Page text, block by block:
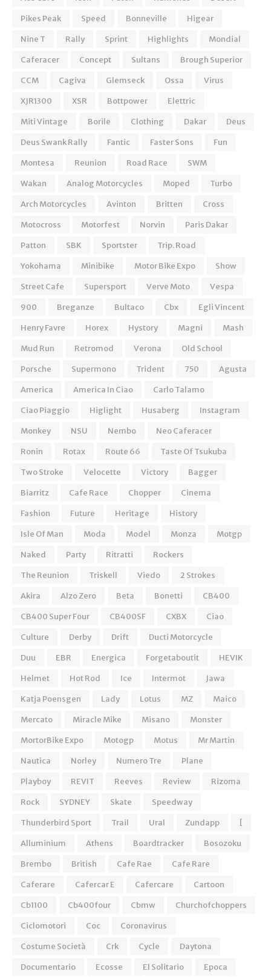
Pikes Peak
Speed Bonneville
Higear
Nine T
Rally Sprint Highlights
Mondial
Caferacer
Concept Sultans
Brough Superior
CCM
Cagiva Glemseck Ossa
Virus
XJR1300
XSR Bottpower
Elettric
Miti Vintage
Borile Clothing Dakar
Deus
Deus Swank Rally
Fantic Faster Sons
Fun
Montesa
Reunion Road Race
SWM
Wakan
Analog Motorcycles Moped
Turbo
Arch Motorcycles
Avinton Britten
Cross
Motocross
Motorfest Norvin
Paris Dakar
Patton
SBK Sportster
Trip. Road
Yokohama
Minibike Motor Bike Expo
Show
Street Cafe
Supersport Verve Moto
Vespa
900
Breganze Bultaco Cbx
Egli Vincent
Henry Favre
Horex Hystory Magni
Mash
Mud Run
Retromod Verona
Old School
Porsche
Supermono Trident 750
Agusta
America
America In Ciao
Carlo Talamo
Ciao Piaggio
Higlight Husaberg
Instagram
Monkey
NSU Nembo
Neo Caferacer
Ronin
Rotax Route 66
Taste Of Tsukuba
Two Stroke
Velocette Victory
Bagger
Biarritz
Cafe Race Chopper
Cinema
Fashion
Future Heritage
History
Isle Of Man
Moda Model Monza
Motgp
Naked
Party Ritratti
Rockers
The Reunion
Triskell Viedo
2 Strokes
Akira
Alzo Zero Beta Bonetti
CB400
CB400 Super Four
CB400SF CXBX
Ciao
Culture
Derby Drift
Ducti Motorcycle
Duu
EBR Energica Forgetaboutit
HEVIK
Helmet
Hot Rod Ice Intermot
Jawa
Katja Poensgen
Lady Lotus MZ
Maico
Mercato
Miracle Mike Misano
Monster
MortorBike Expo
Motogp Motus
Mr Martin
Nautica
Norley Numero Tre
Plane
Playboy
REVIT Reeves Review
Rizoma
Rock
SYDNEY Skate
Speedway
Thunderbird Sport
Trail Ural Zundapp
[
Alluminium
Athens Boardtracker
Bosozoku
Brembo
British Cafe Rae
Cafe Rare
Caferare
Cafercar E Cafercare
Cartoon
Cb1100
Cb400four Cbmw
Churchofchoppers
Ciclomotori
Coc
Coronavirus
Costume Società
Crk Cycle
Daytona
Documentario
Ecosse El Solitario
Epoca